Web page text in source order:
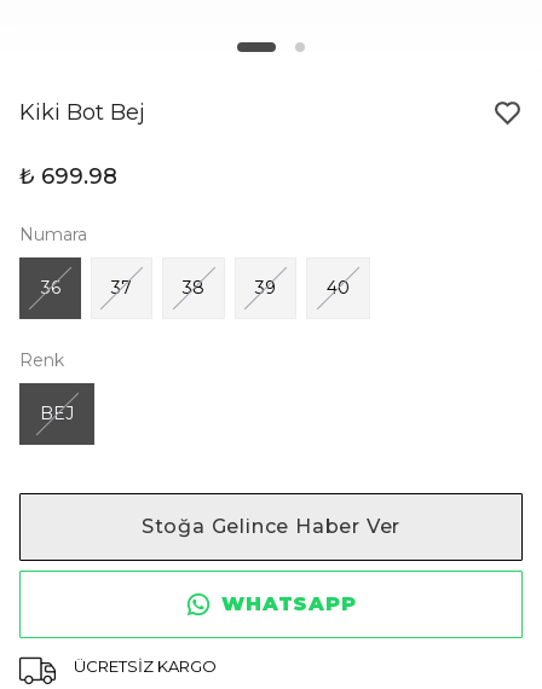
Kiki Bot Bej
₺ 699.98
Numara
36 37 38 39 40
Renk
BEJ
Stoğa Gelince Haber Ver
WHATSAPP
ÜCRETSİZ KARGO